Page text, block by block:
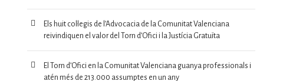
Els huit col·legis de l’Advocacia de la Comunitat Valenciana
reivindiquen el valor del Torn d’Ofici i la Justícia Gratuïta
El Torn d’Ofici en la Comunitat Valenciana guanya professionals i
atén més de 213.000 assumptes en un any